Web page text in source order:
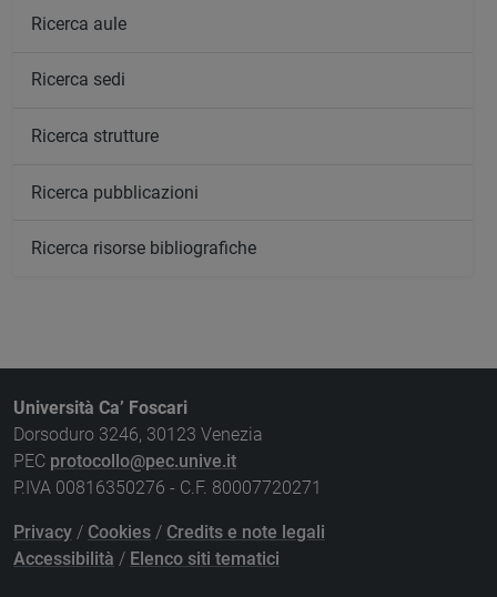
Ricerca aule
Ricerca sedi
Ricerca strutture
Ricerca pubblicazioni
Ricerca risorse bibliografiche
Università Ca’ Foscari
Dorsoduro 3246, 30123 Venezia
PEC protocollo@pec.unive.it
P.IVA 00816350276 - C.F. 80007720271
Privacy / Cookies / Credits e note legali
Accessibilità / Elenco siti tematici